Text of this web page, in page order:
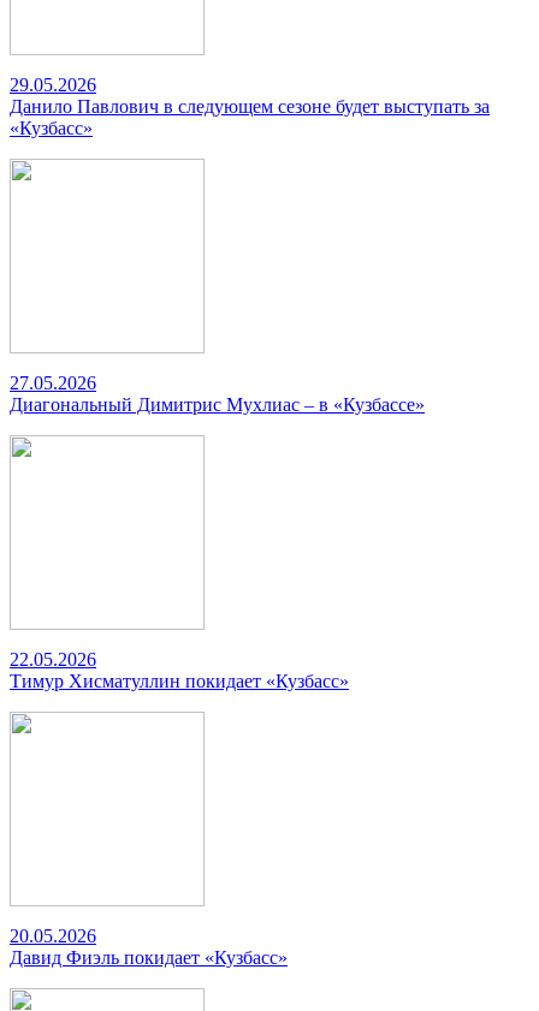
29.05.2026
Данило Павлович в следующем сезоне будет выступать за
«Кузбасс»
27.05.2026
Диагональный Димитрис Мухлиас – в «Кузбассе»
22.05.2026
Тимур Хисматуллин покидает «Кузбасс»
20.05.2026
Давид Фиэль покидает «Кузбасс»